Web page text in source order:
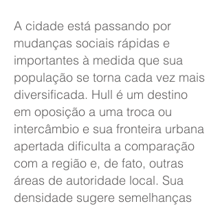
A cidade está passando por
mudanças sociais rápidas e
importantes à medida que sua
população se torna cada vez mais
diversificada. Hull é um destino
em oposição a uma troca ou
intercâmbio e sua fronteira urbana
apertada dificulta a comparação
com a região e, de fato, outras
áreas de autoridade local. Sua
densidade sugere semelhanças